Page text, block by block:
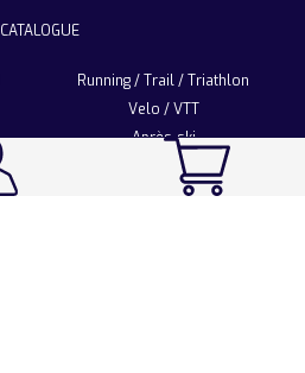
CATALOGUE
Running / Trail / Triathlon
Velo / VTT
Après-ski
Sport Fashion